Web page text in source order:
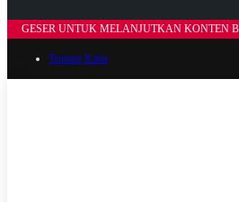
GESER UNTUK MELANJUTKAN KONTEN
Tentang Kami